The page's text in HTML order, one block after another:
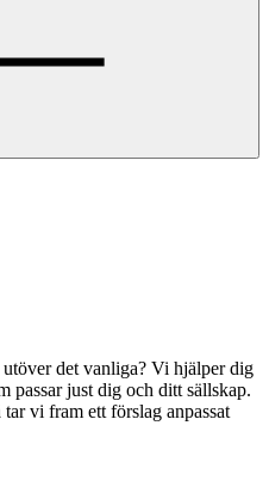
det vanliga? Vi hjälper dig
passar just dig och ditt sällskap.
vi fram ett förslag anpassat